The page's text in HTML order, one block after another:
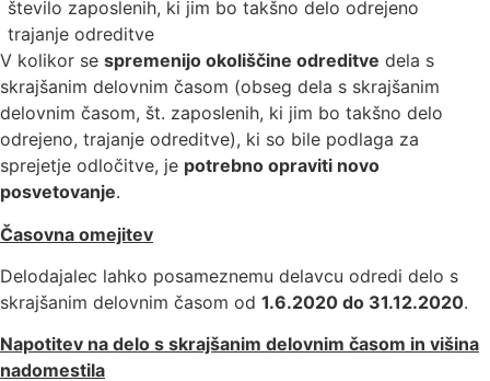
število zaposlenih, ki jim bo takšno delo odrejeno
trajanje odreditve
V kolikor se spremenijo okoliščine odreditve dela s
skrajšanim delovnim časom (obseg dela s skrajšanim
delovnim časom, št. zaposlenih, ki jim bo takšno delo
odrejeno, trajanje odreditve), ki so bile podlaga za
sprejetje odločitve, je potrebno opraviti novo
posvetovanje.
Časovna omejitev
Delodajalec lahko posameznemu delavcu odredi delo s
skrajšanim delovnim časom od 1.6.2020 do 31.12.2020.
Napotitev na delo s skrajšanim delovnim časom in višina
nadomestila